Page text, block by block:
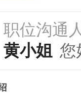
职位沟通
黄小姐 您